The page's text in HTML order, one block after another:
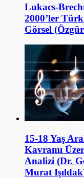
Lukacs-
2000’ler
Görsel
15-18 Yaş
Kavramı
Analizi (Dr.
Murat